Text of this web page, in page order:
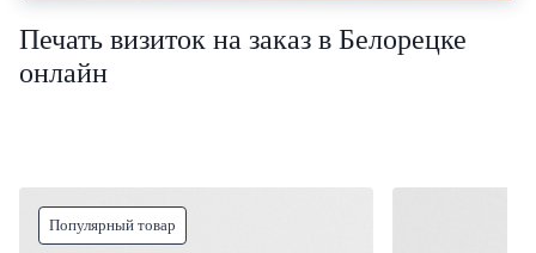
Печать визиток на заказ в Белорецке
онлайн
Популярный товар